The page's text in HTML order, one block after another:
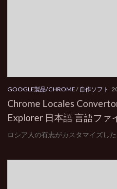
GOOGLE製品/CHROME/ 自作ソフト
Chrome Locales
Explorer 日本語 言語ファ
ロシア人の有志がカスタマイズした